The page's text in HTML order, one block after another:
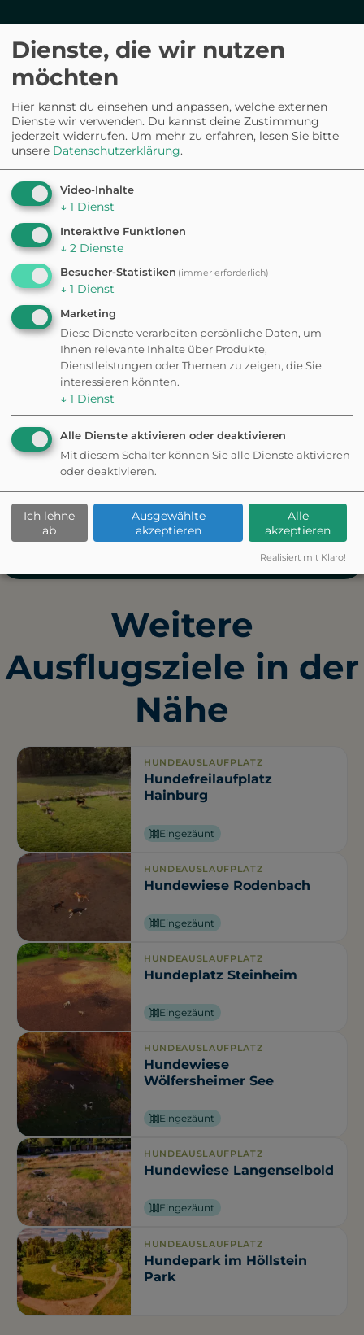
Jetzt kostenlos sichern
Ich bin einverstanden, gelegentlich E-Mails von
WuffsWorld zu erhalten. Abmeldung jederzeit möglich.
übertragen gemäß deren
Datenschutzrichtlinien.
Weitere
Ausflugsziele in der
Nähe
HUNDEAUSLAUFPLATZ
Hundefreilaufplatz
Hainburg
Eingezäunt
HUNDEAUSLAUFPLATZ
Hundewiese Rodenbach
Eingezäunt
HUNDEAUSLAUFPLATZ
Hundeplatz Steinheim
Eingezäunt
HUNDEAUSLAUFPLATZ
Hundewiese
Wölfersheimer See
Eingezäunt
HUNDEAUSLAUFPLATZ
Hundewiese Langenselbold
Eingezäunt
HUNDEAUSLAUFPLATZ
Hundepark im Höllstein
Park
Dienste, die wir nutzen
möchten
Hier kannst du einsehen und anpassen, welche externen
Dienste wir verwenden. Du kannst deine Zustimmung
jederzeit widerrufen. Um mehr zu erfahren, lesen Sie bitte
unsere Datenschutzerklärung.
Video-Inhalte
↓ 1 Dienst
Interaktive Funktionen
↓ 2 Dienste
Besucher-Statistiken (immer erforderlich)
↓ 1 Dienst
Marketing
Diese Dienste verarbeiten persönliche Daten, um
Ihnen relevante Inhalte über Produkte,
Dienstleistungen oder Themen zu zeigen, die Sie
interessieren könnten.
↓ 1 Dienst
Alle Dienste aktivieren oder deaktivieren
Mit diesem Schalter können Sie alle Dienste aktivieren
oder deaktivieren.
Ich lehne
ab
Ausgewählte
akzeptieren
Alle
akzeptieren
Realisiert mit Klaro!